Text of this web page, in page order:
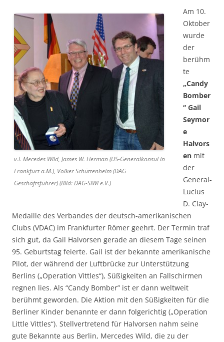
v.l. Mecedes Wild, James W. Herman (US-Generalkonsul in
Frankfurt a.M.), Volker Schüttenhelm (DAG
Geschäftsführer) (Bild: DAG-SiWi e.V.)
Am 10.
Oktober
wurde
der
berühm
te
„Candy
Bomber
“ Gail
Seymor
e
Halvors
en mit
der
General-
Lucius
D. Clay-
Medaille des Verbandes der deutsch-amerikanischen
Clubs (VDAC) im Frankfurter Römer geehrt. Der Termin traf
sich gut, da Gail Halvorsen gerade an diesem Tage seinen
95. Geburtstag feierte. Gail ist der bekannte amerikanische
Pilot, der während der Luftbrücke zur Unterstützung
Berlins („Operation Vittles“), Süßigkeiten an Fallschirmen
regnen lies. Als “Candy Bomber” ist er dann weltweit
berühmt geworden. Die Aktion mit den Süßigkeiten für die
Berliner Kinder benannte er dann folgerichtig („Operation
Little Vittles“). Stellvertretend für Halvorsen nahm seine
gute Bekannte aus Berlin, Mercedes Wild, die zu der